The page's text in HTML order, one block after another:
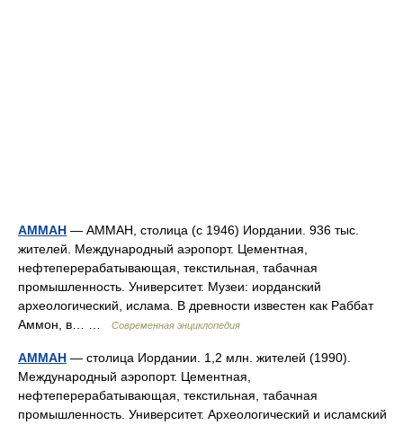
АММАН — АММАН, столица (с 1946) Иордании. 936 тыс.
жителей. Международный аэропорт. Цементная,
нефтеперерабатывающая, текстильная, табачная
промышленность. Университет. Музеи: иорданский
археологический, ислама. В древности известен как Раббат
Аммон, в… …
Современная энциклопедия
АММАН — столица Иордании. 1,2 млн. жителей (1990).
Международный аэропорт. Цементная,
нефтеперерабатывающая, текстильная, табачная
промышленность. Университет. Археологический и исламский